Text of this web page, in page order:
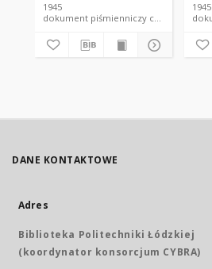
1945
dokument piśmienniczy czasopismo
1945
DANE KONTAKTOWE
Adres
Biblioteka Politechniki Łódzkiej
(koordynator konsorcjum CYBRA)